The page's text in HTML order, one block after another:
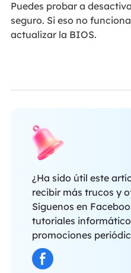
Puedes probar a
seguro. Si eso no
actualizar la BIOS.
¿Ha sido útil este
recibir más trucos y
Síguenos en
tutoriales
promociones